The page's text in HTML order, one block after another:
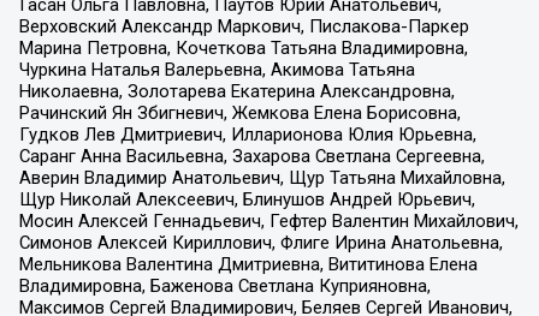
Гасан Ольга Павловна, Паутов Юрий Анатольевич,
Верховский Александр Маркович, Пислакова-Паркер
Марина Петровна, Кочеткова Татьяна Владимировна,
Чуркина Наталья Валерьевна, Акимова Татьяна
Николаевна, Золотарева Екатерина Александровна,
Рачинский Ян Збигневич, Жемкова Елена Борисовна,
Гудков Лев Дмитриевич, Илларионова Юлия Юрьевна,
Саранг Анна Васильевна, Захарова Светлана Сергеевна,
Аверин Владимир Анатольевич, Щур Татьяна Михайловна,
Щур Николай Алексеевич, Блинушов Андрей Юрьевич,
Мосин Алексей Геннадьевич, Гефтер Валентин Михайлович,
Симонов Алексей Кириллович, Флиге Ирина Анатольевна,
Мельникова Валентина Дмитриевна, Вититинова Елена
Владимировна, Баженова Светлана Куприяновна,
Максимов Сергей Владимирович, Беляев Сергей Иванович,